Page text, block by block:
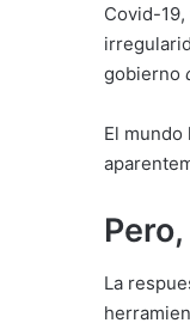
Covid-19,
gobierno
El mundo
La